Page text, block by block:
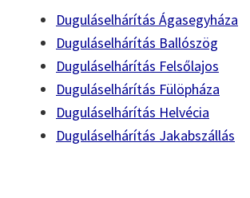
Duguláselhárítás Ágasegyháza
Duguláselhárítás Ballószög
Duguláselhárítás Felsőlajos
Duguláselhárítás Fülöpháza
Duguláselhárítás Helvécia
Duguláselhárítás Jakabszállás